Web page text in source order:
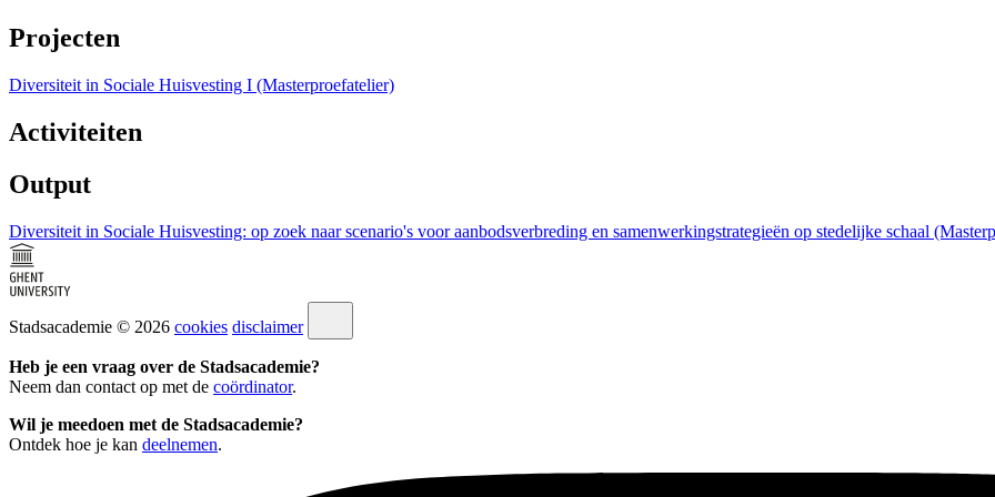
Projecten
Diversiteit in Sociale Huisvesting I (Masterproefatelier)
Activiteiten
Output
Diversiteit in Sociale Huisvesting: op zoek naar scenario's voor aanbodsverbreding en samenwerkingstrategieën op stedelijke schaal
Stadsacademie © 2026 cookies disclaimer
Heb je een vraag over de Stadsacademie?
Neem dan contact op met de coördinator.
Wil je meedoen met de Stadsacademie?
Ontdek hoe je kan deelnemen.